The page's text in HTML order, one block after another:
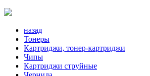
назад
Тонеры
Картриджи, тонер-картриджи
Чипы
Картриджи струйные